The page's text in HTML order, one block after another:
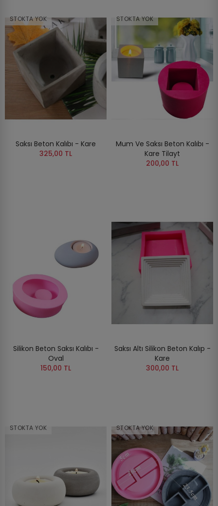
STOKTA YOK
Saksı Beton Kalıbı - Kare
325,00 TL
STOKTA YOK
Mum Ve Saksı Beton Kalıbı -
Kare Tilayt
200,00 TL
Silikon Beton Saksı Kalıbı -
Oval
150,00 TL
Saksı Altı Silikon Beton Kalıp -
Kare
300,00 TL
STOKTA YOK STOKTA YOK